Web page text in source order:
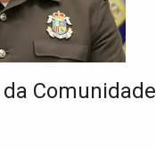
Comunidade